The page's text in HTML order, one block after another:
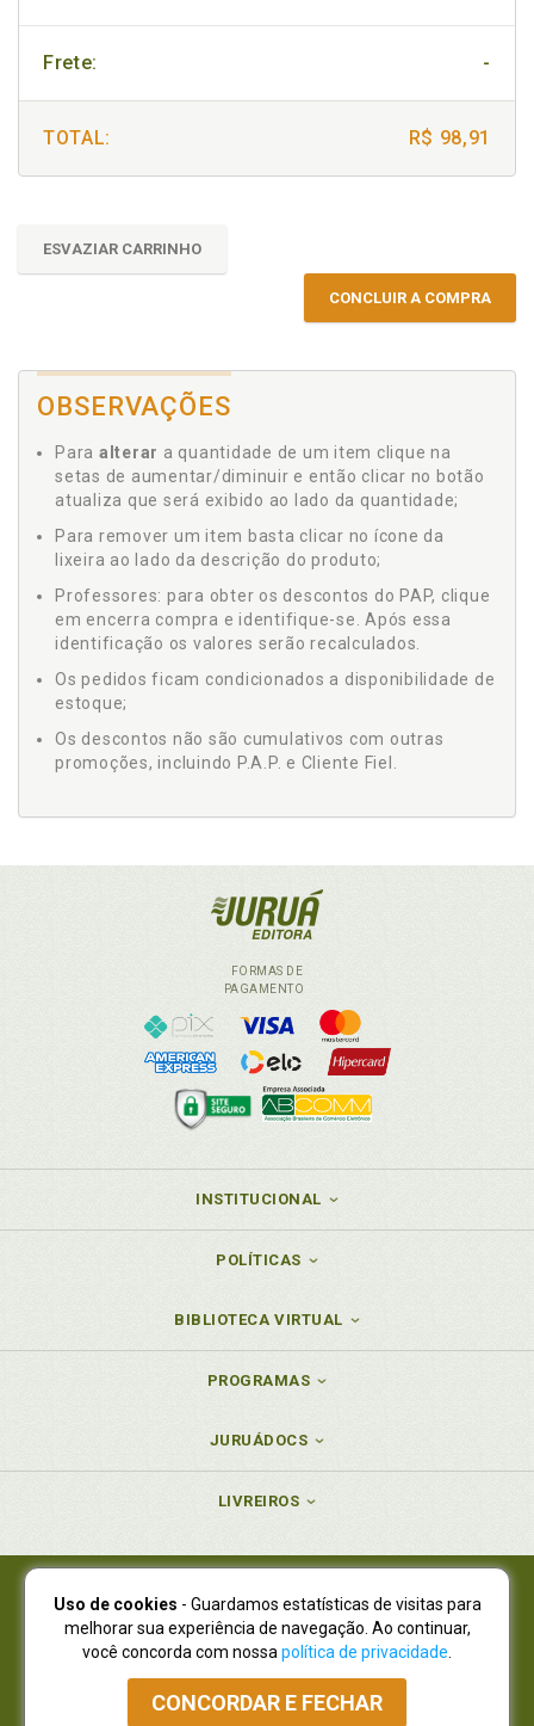
Frete: -
TOTAL: R$ 98,91
ESVAZIAR CARRINHO
CONCLUIR A COMPRA
OBSERVAÇÕES
Para alterar a quantidade de um item clique na
setas de aumentar/diminuir e então clicar no botão
atualiza que será exibido ao lado da quantidade;
Para remover um item basta clicar no ícone da
lixeira ao lado da descrição do produto;
Professores: para obter os descontos do PAP, clique
em encerra compra e identifique-se. Após essa
identificação os valores serão recalculados.
Os pedidos ficam condicionados a disponibilidade de
estoque;
Os descontos não são cumulativos com outras
promoções, incluindo P.A.P. e Cliente Fiel.
FORMAS DE
PAGAMENTO
INSTITUCIONAL
POLÍTICAS
BIBLIOTECA VIRTUAL
PROGRAMAS
JURUÁDOCS
LIVREIROS
Juruá Editora Ltda., CNPJ 77.535.508/0001-19
Juruá Informática Ltda., CNPJ 01.701.561/0001-80
NOVO ENDEREÇO:R. Flávio Dallegrave, 7665, São Lourenço |
Curitiba - Paraná - CEP 82210-310
Atendimento: (41) 4009-3900|Vendas Atacado: (41) 4009-3939
Uso de cookies - Guardamos estatísticas de visitas para
melhorar sua experiência de navegação. Ao continuar,
você concorda com nossa política de privacidade
CONCORDAR E FECHAR